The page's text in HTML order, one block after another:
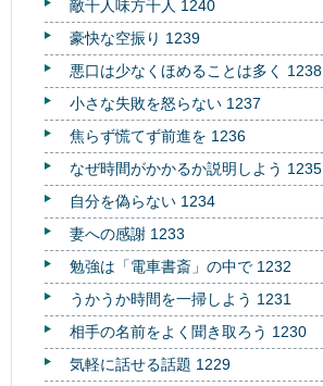
敵千人味方千人 1240
豪快な空振り 1239
悪口は少なくほめることは多く 1238
小さな失敗を怒らない 1237
焦らず慌てず前進を 1236
なぜ時間がかかるか説明しよう 1235
自分を偽らない 1234
妻への感謝 1233
勉強は「電車書斎」の中で 1232
うかうか時間を一掃しよう 1231
相手の名前をよく聞き取ろう 1230
気軽に話せる話題 1229